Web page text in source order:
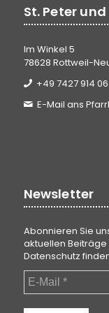
St. Peter
Im Winkel 5
78628 Rottweil-
+49 7427 914
E-Mail ans
Newsletter
Abonnieren Sie
aktuellen
Datenschutz